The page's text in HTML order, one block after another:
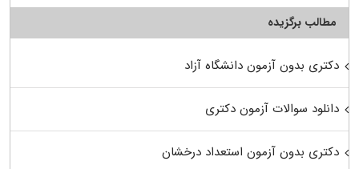
مطالب برگزیده
دکتری بدون آزمون دانشگاه آزاد
دانلود سوالات آزمون دکتری
دکتری بدون آزمون استعداد درخشان